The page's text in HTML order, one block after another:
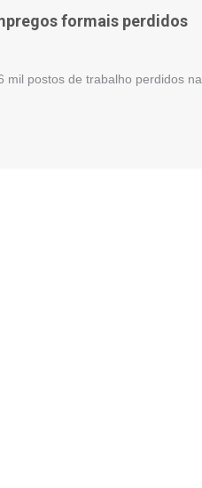
formais perdidos
mil postos de trabalho perdidos na